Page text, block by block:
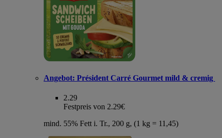
Angebot: Président Carré Gourmet mild & cremig
2.29
Festpreis von 2.29€
mind. 55% Fett i. Tr., 200 g, (1 kg = 11,45)